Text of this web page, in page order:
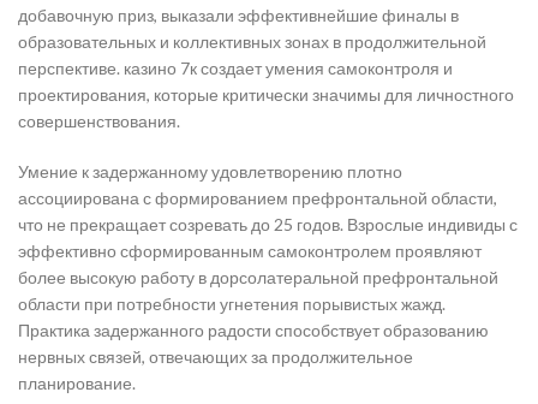
добавочную приз, выказали эффективнейшие финалы в
образовательных и коллективных зонах в продолжительной
перспективе. казино 7к создает умения самоконтроля и
проектирования, которые критически значимы для личностного
совершенствования.
Умение к задержанному удовлетворению плотно
ассоциирована с формированием префронтальной области,
что не прекращает созревать до 25 годов. Взрослые индивиды с
эффективно сформированным самоконтролем проявляют
более высокую работу в дорсолатеральной префронтальной
области при потребности угнетения порывистых жажд.
Практика задержанного радости способствует образованию
нервных связей, отвечающих за продолжительное
планирование.